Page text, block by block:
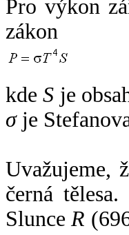
Pro výkon
zákon
kdeS je
σje
Uvažujeme,
černá
SlunceR